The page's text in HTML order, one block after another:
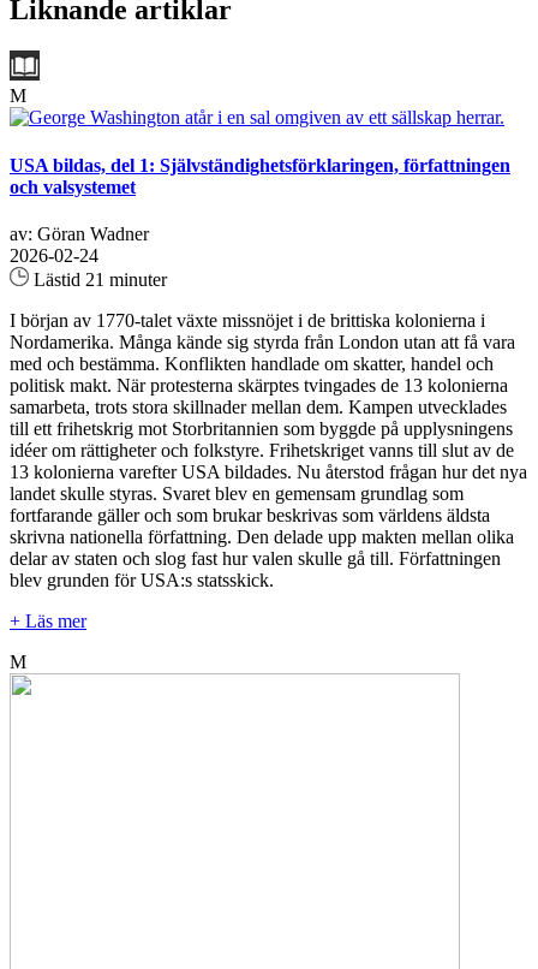
Liknande artiklar
M
USA bildas, del 1: Självständighetsförklaringen, författningen
och valsystemet
av: Göran Wadner
2026-02-24
Lästid 21 minuter
I början av 1770-talet växte missnöjet i de brittiska kolonierna i
Nordamerika. Många kände sig styrda från London utan att få vara
med och bestämma. Konflikten handlade om skatter, handel och
politisk makt. När protesterna skärptes tvingades de 13 kolonierna
samarbeta, trots stora skillnader mellan dem. Kampen utvecklades
till ett frihetskrig mot Storbritannien som byggde på upplysningens
idéer om rättigheter och folkstyre. Frihetskriget vanns till slut av de
13 kolonierna varefter USA bildades. Nu återstod frågan hur det nya
landet skulle styras. Svaret blev en gemensam grundlag som
fortfarande gäller och som brukar beskrivas som världens äldsta
skrivna nationella författning. Den delade upp makten mellan olika
delar av staten och slog fast hur valen skulle gå till. Författningen
blev grunden för USA:s statsskick.
+ Läs mer
M